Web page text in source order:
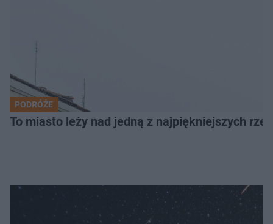
PODRÓŻE
To miasto leży nad jedną z najpiękniejszych